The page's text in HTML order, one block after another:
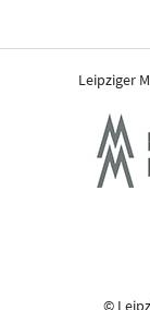
Leipziger
©